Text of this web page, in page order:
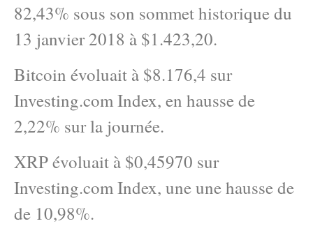
82,43% sous son sommet historique du
13 janvier 2018 à $1.423,20.
Bitcoin évoluait à $8.176,4 sur
Investing.com Index, en hausse de
2,22% sur la journée.
XRP évoluait à $0,45970 sur
Investing.com Index, une une hausse de
de 10,98%.